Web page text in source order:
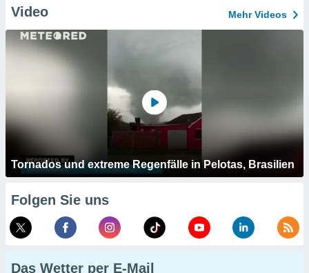
Video Mehr Videos
Tornados und extreme Regenfälle in Pelotas, Brasilien
Folgen Sie uns
Das Wetter per E-Mail